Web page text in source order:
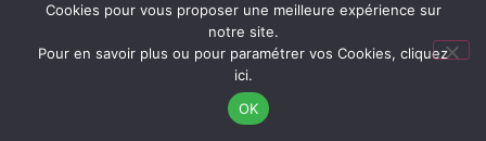
Cookies pour vous proposer une meilleure expérience sur
notre site.
Pour en savoir plus ou pour paramétrer vos Cookies, cliquez
ici.
OK